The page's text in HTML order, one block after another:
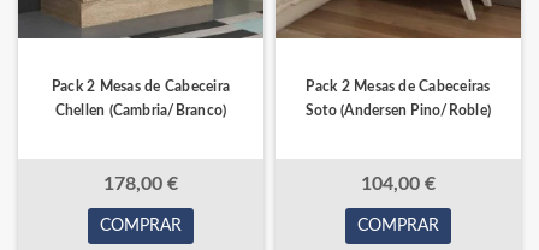
Pack 2 Mesas de Cabeceira
Chellen (Cambria/Branco)
178,00 €
COMPRAR
Pack 2 Mesas de Cabeceiras
Soto (Andersen Pino/Roble)
104,00 €
COMPRAR